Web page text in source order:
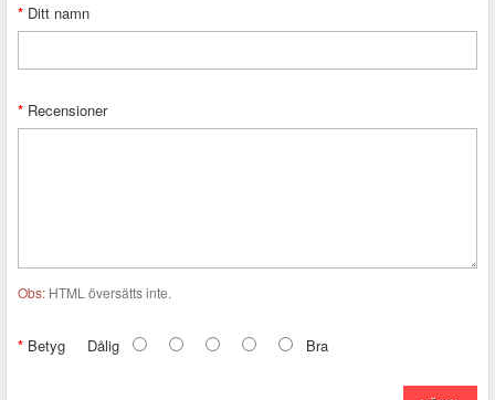
Ditt namn
Recensioner
Obs: HTML översätts inte.
Betyg Dålig Bra